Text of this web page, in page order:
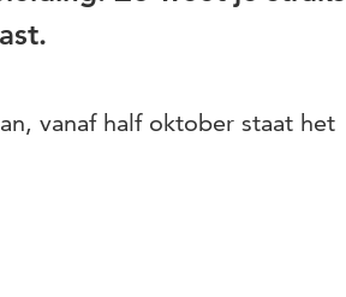
vanaf half oktober staat het